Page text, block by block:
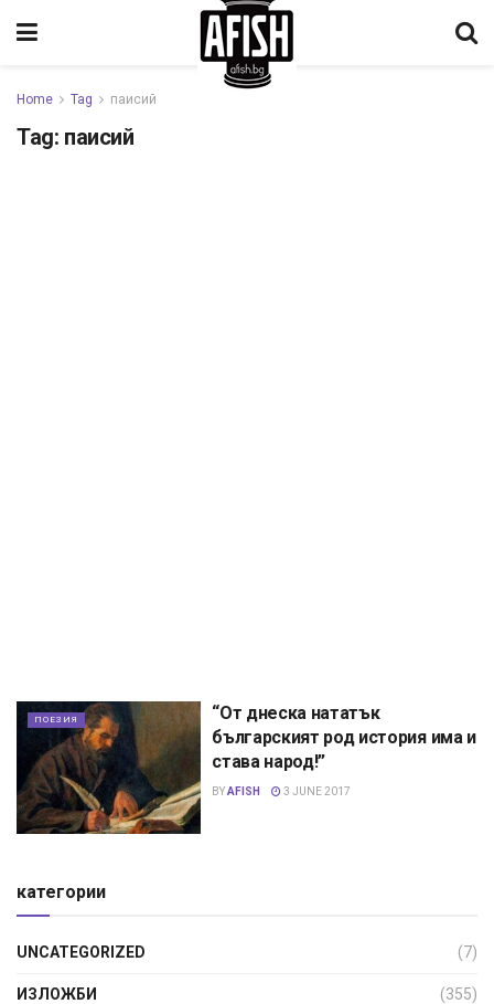
Home Tag паисий
Tag: паисий
ПОЕЗИЯ
“От днеска нататък
българският род история има и
става народ!”
BYAFISH 3 JUNE 2017
категории
UNCATEGORIZED (7)
ИЗЛОЖБИ (355)